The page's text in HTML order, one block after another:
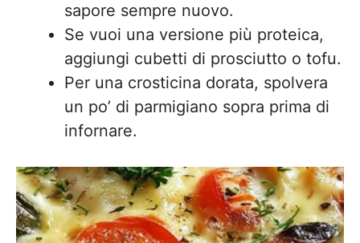
sapore sempre nuovo.
Se vuoi una versione più proteica,
aggiungi cubetti di prosciutto o tofu.
Per una crosticina dorata, spolvera
un po’ di parmigiano sopra prima di
infornare.